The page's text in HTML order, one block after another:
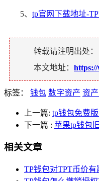
5、 tp官网下载地址-
转载请注明出处：
本文地址： https://
标签： 钱包 数字资产 资
上一篇: tp钱包免费
下一篇 : 苹果tp钱包
相关文章
TP钱包对TPT币价